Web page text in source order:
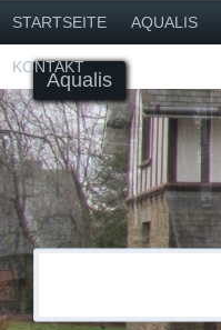
STARTSEITE AQUALIS
KONTAKT
Aqualis